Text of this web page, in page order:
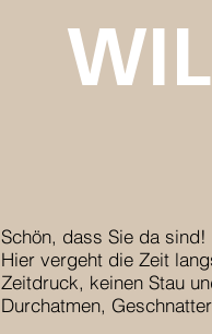
Schön, dass Sie da sind!
Hier vergeht die Zeit
Zeitdruck, keinen Stau
Durchatmen,